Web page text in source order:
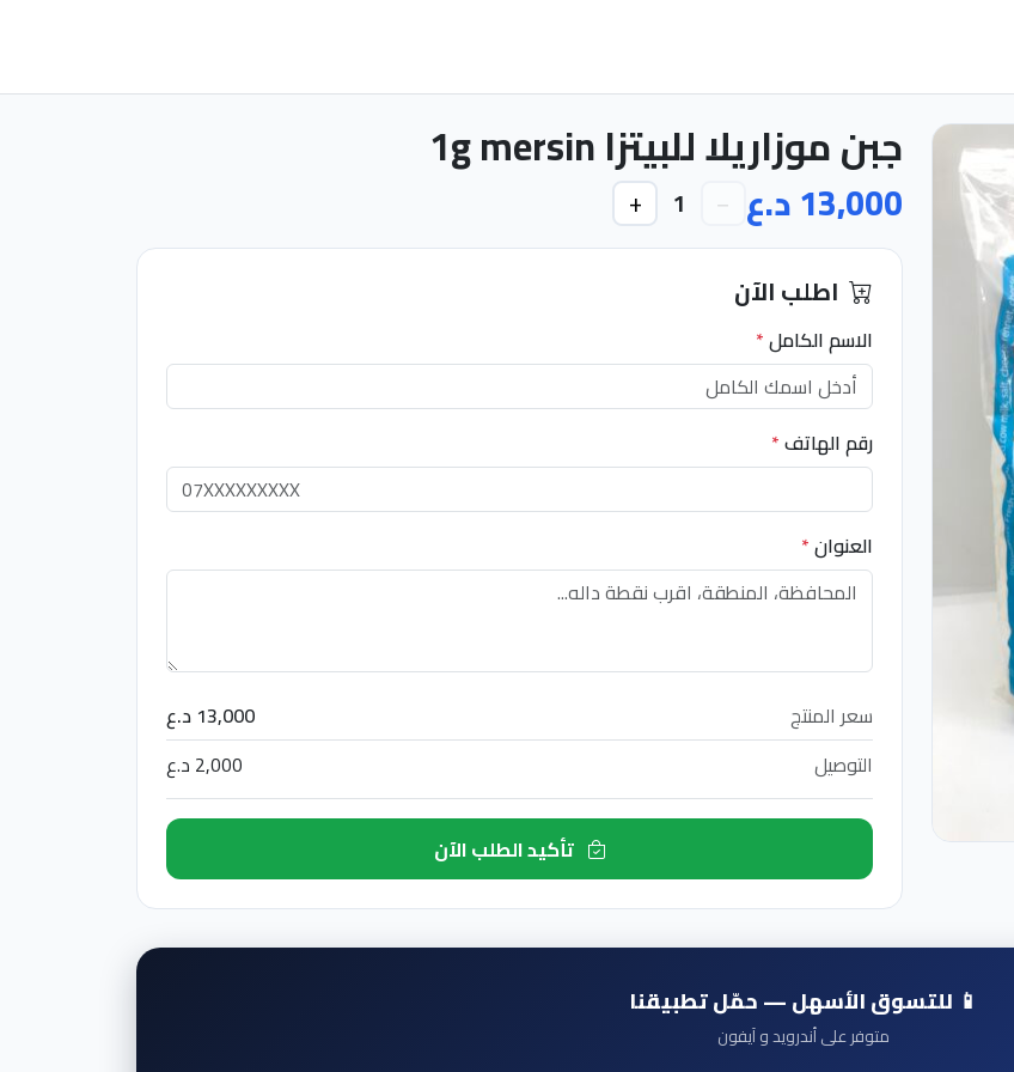
جبن موزاريلا للبيتزا 1g mersin
13,000 د.ع −
1
+
اطلب الآن
الاسم الكامل*
رقم الهاتف*
العنوان*
سعر المنتج
13,000 د.ع
التوصيل
2,000 د.ع
تأكيد الطلب الآن
📱 للتسوق الأسهل — حمّل تطبيقنا
متوفر على أندرويد و آيفون